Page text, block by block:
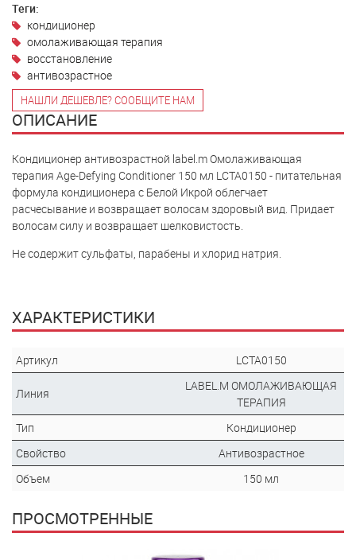
Теги:
кондиционер
омолаживающая терапия
восстановление
антивозрастное
НАШЛИ ДЕШЕВЛЕ? СООБЩИТЕ НАМ
ОПИСАНИЕ
Кондиционер антивозрастной label.m Омолаживающая
терапия Age-Defying Conditioner 150 мл LCTA0150 - питательная
формула кондиционера с Белой Икрой облегчает
расчесывание и возвращает волосам здоровый вид. Придает
волосам силу и возвращает шелковистость.
Не содержит сульфаты, парабены и хлорид натрия.
ХАРАКТЕРИСТИКИ
Артикул LCTA0150
Линия
LABEL.M ОМОЛАЖИВАЮЩАЯ
ТЕРАПИЯ
Тип
Кондиционер
Свойство
Антивозрастное
Объем
150 мл
ПРОСМОТРЕННЫЕ